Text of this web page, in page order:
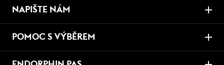
NAPIŠTE NÁM
POMOC S VÝBĚREM